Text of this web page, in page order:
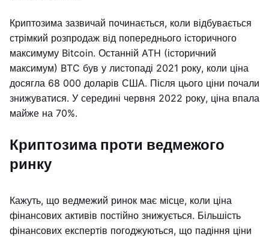
Криптозима зазвичай починається, коли відбувається
стрімкий розпродаж від попереднього історичного
максимуму Bitcoin. Останній ATH (історичний
максимум) BTC був у листопаді 2021 року, коли ціна
досягла 68 000 доларів США. Після цього ціни почали
знижуватися. У середині червня 2022 року, ціна впала
майже на 70%.
Криптозима проти ведмежого
ринку
Кажуть, що ведмежий ринок має місце, коли ціна
фінансових активів постійно знижується. Більшість
фінансових експертів погоджуються, що падіння ціни